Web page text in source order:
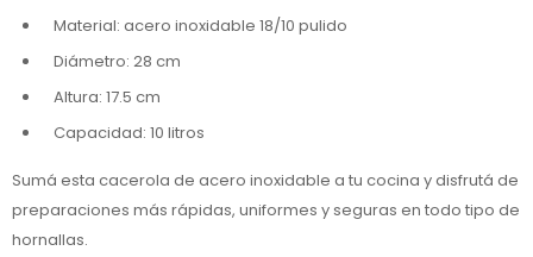
Material: acero inoxidable 18/10 pulido
Diámetro: 28 cm
Altura: 17.5 cm
Capacidad: 10 litros
Sumá esta cacerola de acero inoxidable a tu cocina y disfrutá de
preparaciones más rápidas, uniformes y seguras en todo tipo de
hornallas.